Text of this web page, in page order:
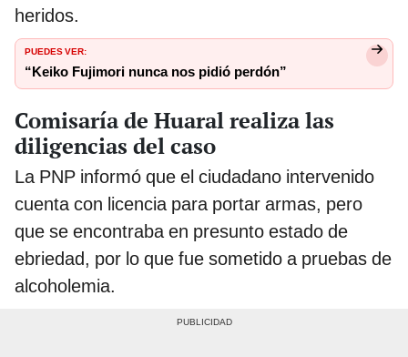
heridos.
PUEDES VER:
“Keiko Fujimori nunca nos pidió perdón”
Comisaría de Huaral realiza las
diligencias del caso
La PNP informó que el ciudadano intervenido
cuenta con licencia para portar armas, pero
que se encontraba en presunto estado de
ebriedad, por lo que fue sometido a pruebas de
alcoholemia.